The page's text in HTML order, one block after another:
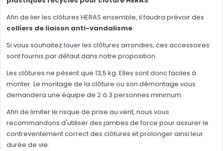
Afin de lier les clôtures HERAS ensemble, il faudra prévoir des
colliers de liaison anti-vandalisme.
Si vous souhaitez louer les clôtures arrondies, ces accessoires
sont fournis par défaut dans notre proposition.
Les clôtures ne pèsent que 13,5 kg. Elles sont donc faciles à
monter. Le montage de la clôture ou son démontage vous
demandera une équipe de 2 à 3 personnes minimum.
Afin de limiter le risque de prise au vent, nous vous
recommandons d'utiliser des jambes de force pour assurer le
contreventement correct des clôtures et prolonger ainsi leur
durée de vie.